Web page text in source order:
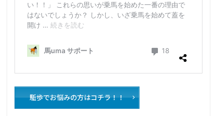
駈歩でお悩みの方はコチラ！！